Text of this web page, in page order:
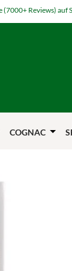
(7000+ Reviews) auf
COGNAC